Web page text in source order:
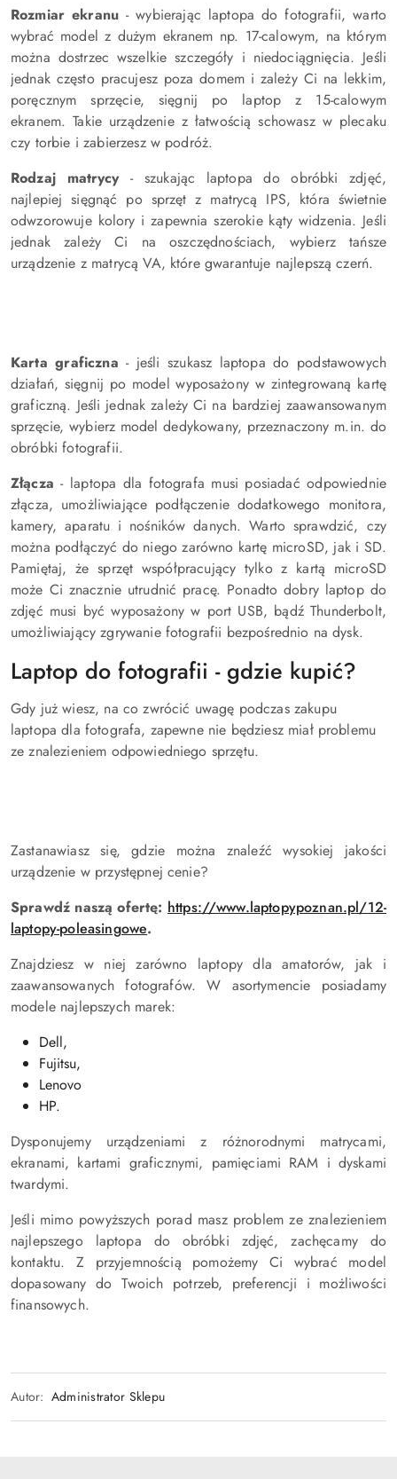
Rozmiar ekranu - wybierając laptopa do fotografii, warto
wybrać model z dużym ekranem np. 17-calowym, na którym
można dostrzec wszelkie szczegóły i niedociągnięcia. Jeśli
jednak często pracujesz poza domem i zależy Ci na lekkim,
poręcznym sprzęcie, sięgnij po laptop z 15-calowym
ekranem. Takie urządzenie z łatwością schowasz w plecaku
czy torbie i zabierzesz w podróż.
Rodzaj matrycy- szukając laptopa do obróbki zdjęć,
najlepiej sięgnąć po sprzęt z matrycą IPS, która świetnie
odwzorowuje kolory i zapewnia szerokie kąty widzenia. Jeśli
jednak zależy Ci na oszczędnościach, wybierz tańsze
urządzenie z matrycą VA, które gwarantuje najlepszą czerń.
Karta graficzna - jeśli szukasz laptopa do podstawowych
działań, sięgnij po model wyposażony w zintegrowaną kartę
graficzną. Jeśli jednak zależy Ci na bardziej zaawansowanym
sprzęcie, wybierz model dedykowany, przeznaczony m.in. do
obróbki fotografii.
Złącza - laptopa dla fotografa musi posiadać odpowiednie
złącza, umożliwiające podłączenie dodatkowego monitora,
kamery, aparatu i nośników danych. Warto sprawdzić, czy
można podłączyć do niego zarówno kartę microSD, jak i SD.
Pamiętaj, że sprzęt współpracujący tylko z kartą microSD
może Ci znacznie utrudnić pracę. Ponadto dobry laptop do
zdjęć musi być wyposażony w port USB, bądź Thunderbolt,
umożliwiający zgrywanie fotografii bezpośrednio na dysk.
Laptop do fotografii - gdzie kupić?
Gdy już wiesz, na co zwrócić uwagę podczas zakupu
laptopa dla fotografa, zapewne nie będziesz miał problemu
ze znalezieniem odpowiedniego sprzętu.
Zastanawiasz się, gdzie można znaleźć wysokiej jakości
urządzenie w przystępnej cenie?
Sprawdź naszą ofertę: https://www.laptopypoznan.pl/12-
laptopy-poleasingowe.
Znajdziesz w niej zarówno laptopy dla amatorów, jak i
zaawansowanych fotografów. W asortymencie posiadamy
modele najlepszych marek:
Dell,
Fujitsu,
Lenovo
HP.
Dysponujemy urządzeniami z różnorodnymi matrycami,
ekranami, kartami graficznymi, pamięciami RAM i dyskami
twardymi.
Jeśli mimo powyższych porad masz problem ze znalezieniem
najlepszego laptopa do obróbki zdjęć, zachęcamy do
kontaktu. Z przyjemnością pomożemy Ci wybrać model
dopasowany do Twoich potrzeb, preferencji i możliwości
finansowych.
Autor: Administrator Sklepu